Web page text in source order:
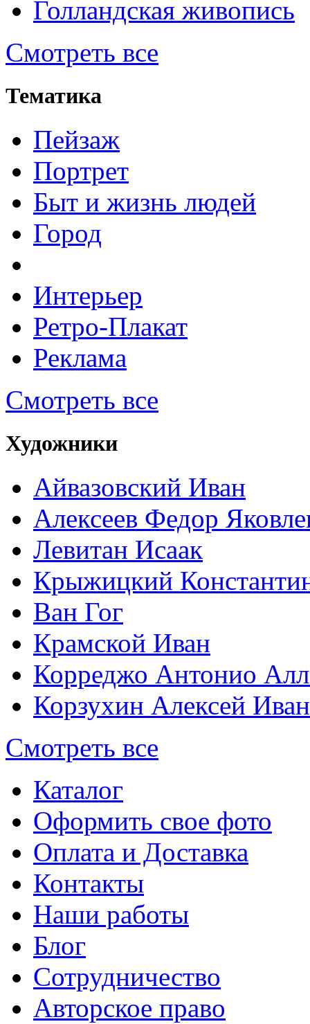
Голландская живопись
Смотреть все
Тематика
Пейзаж
Портрет
Быт и жизнь людей
Город
Интерьер
Ретро-Плакат
Реклама
Смотреть все
Художники
Айвазовский Иван
Алексеев Федор
Левитан Исаак
Крыжицкий
Ван Гог
Крамской Иван
Корреджо Антонио
Корзухин Алексей
Смотреть все
Каталог
Оформить свое фото
Оплата и Доставка
Контакты
Наши работы
Блог
Сотрудничество
Авторское право